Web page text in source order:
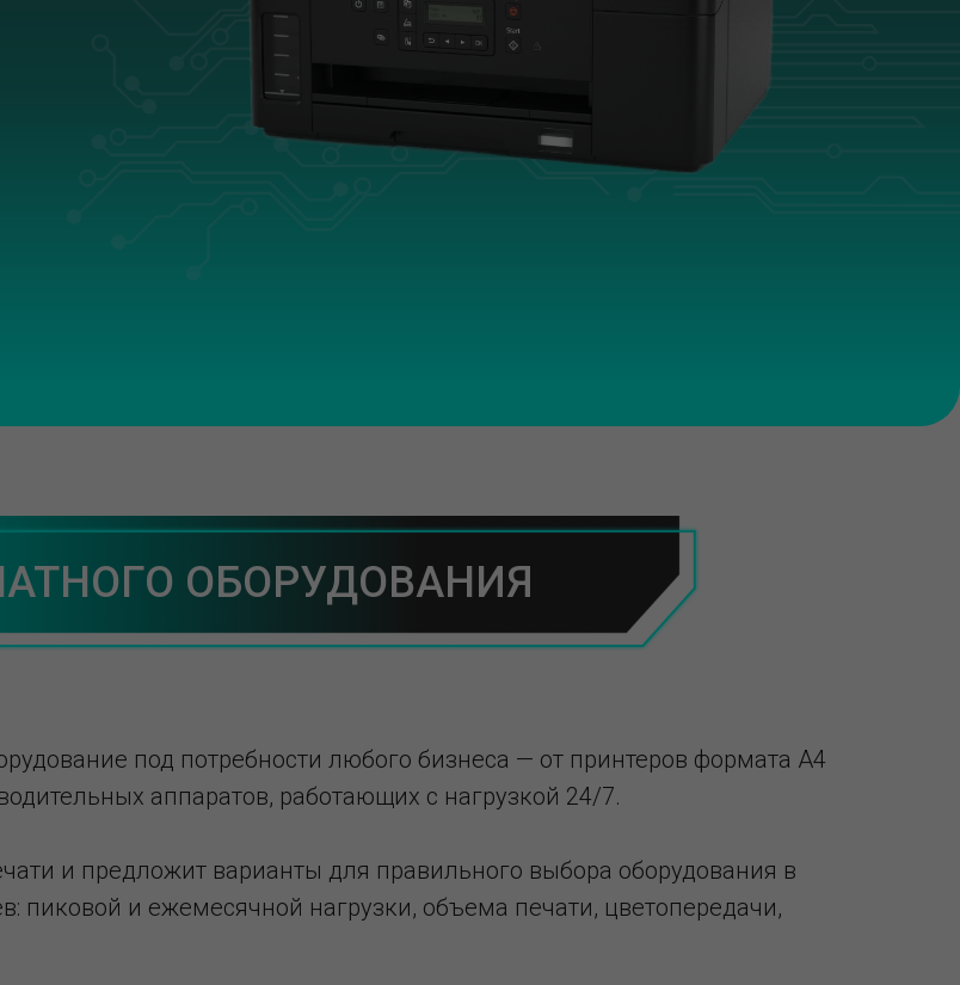
ОБОРУДОВАНИЯ
под потребности любого бизнеса — от принтеров формата А4
аппаратов, работающих с нагрузкой 24/7.
и предложит варианты для правильного выбора оборудования в
пиковой и ежемесячной нагрузки, объема печати, цветопередачи,